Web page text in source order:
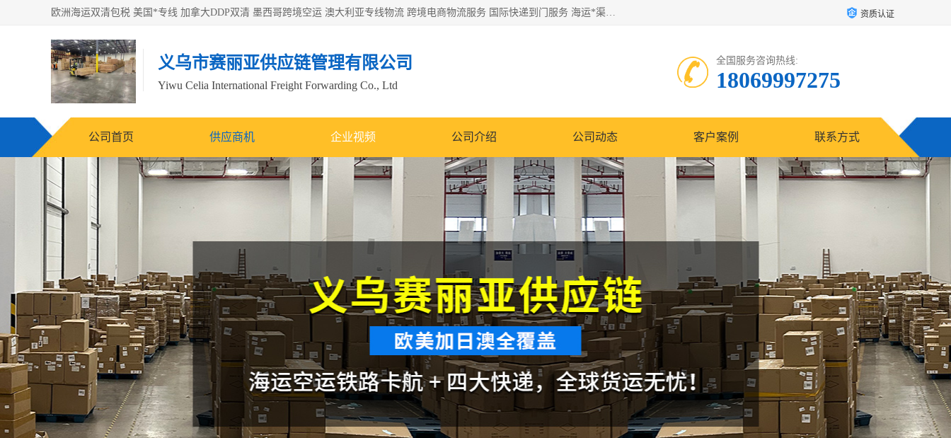
欧洲海运双清包税 美国*专线 加拿大DDP双清 墨西哥跨境空运 澳大利亚专线物流 跨境电商物流服务 国际快递到门服务 海运*渠道 一站式跨境物流解决方案 TikTok/SHEIN专线 电商平台FBA头程运输 国际铁路运输欧洲 UPS/DDHL/联邦快递跨境 美国双清到门物流 跨境*运输 资质认证
义乌市赛丽亚供应链管理有限公司
Yiwu Celia International Freight Forwarding Co., Ltd
全国服务咨询热线:
18069997275
公司首页 供应商机 企业视频 公司介绍 公司动态 客户案例 联系方式